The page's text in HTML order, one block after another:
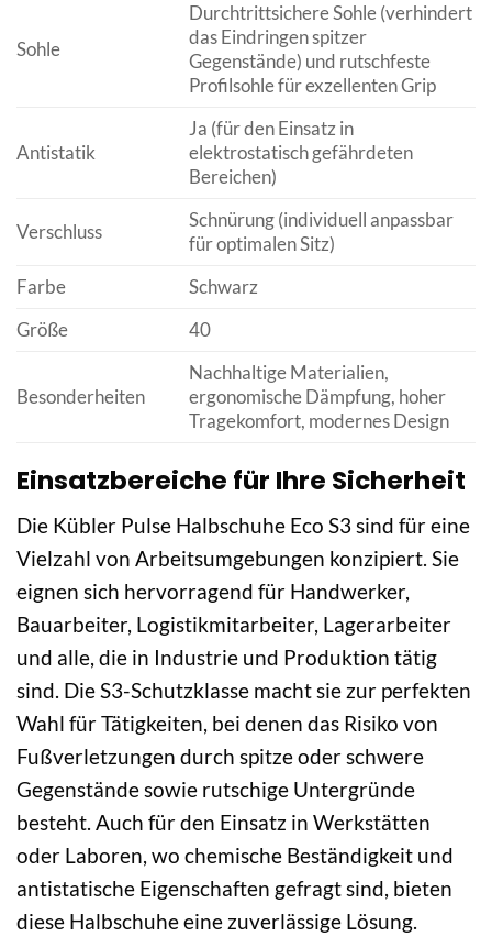
Sohle
Durchtrittsichere Sohle (verhindert
das Eindringen spitzer
Gegenstände) und rutschfeste
Profilsohle für exzellenten Grip
Antistatik
Ja (für den Einsatz in
elektrostatisch gefährdeten
Bereichen)
Verschluss
Schnürung (individuell anpassbar
für optimalen Sitz)
Farbe
Schwarz
Größe
40
Besonderheiten
Nachhaltige Materialien,
ergonomische Dämpfung, hoher
Tragekomfort, modernes Design
Einsatzbereiche für Ihre Sicherheit
Die Kübler Pulse Halbschuhe Eco S3 sind für eine
Vielzahl von Arbeitsumgebungen konzipiert. Sie
eignen sich hervorragend für Handwerker,
Bauarbeiter, Logistikmitarbeiter, Lagerarbeiter
und alle, die in Industrie und Produktion tätig
sind. Die S3-Schutzklasse macht sie zur perfekten
Wahl für Tätigkeiten, bei denen das Risiko von
Fußverletzungen durch spitze oder schwere
Gegenstände sowie rutschige Untergründe
besteht. Auch für den Einsatz in Werkstätten
oder Laboren, wo chemische Beständigkeit und
antistatische Eigenschaften gefragt sind, bieten
diese Halbschuhe eine zuverlässige Lösung.